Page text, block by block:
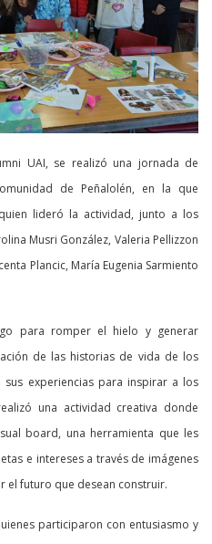
UAI, se realizó una jornada de
de Peñalolén, en la que
lideró la actividad, junto a los
Musri González, Valeria Pellizzon
Plancic, María Eugenia Sarmiento
para romper el hielo y generar
de las historias de vida de los
experiencias para inspirar a los
una actividad creativa donde
board, una herramienta que les
e intereses a través de imágenes
el futuro que desean construir.
participaron con entusiasmo y